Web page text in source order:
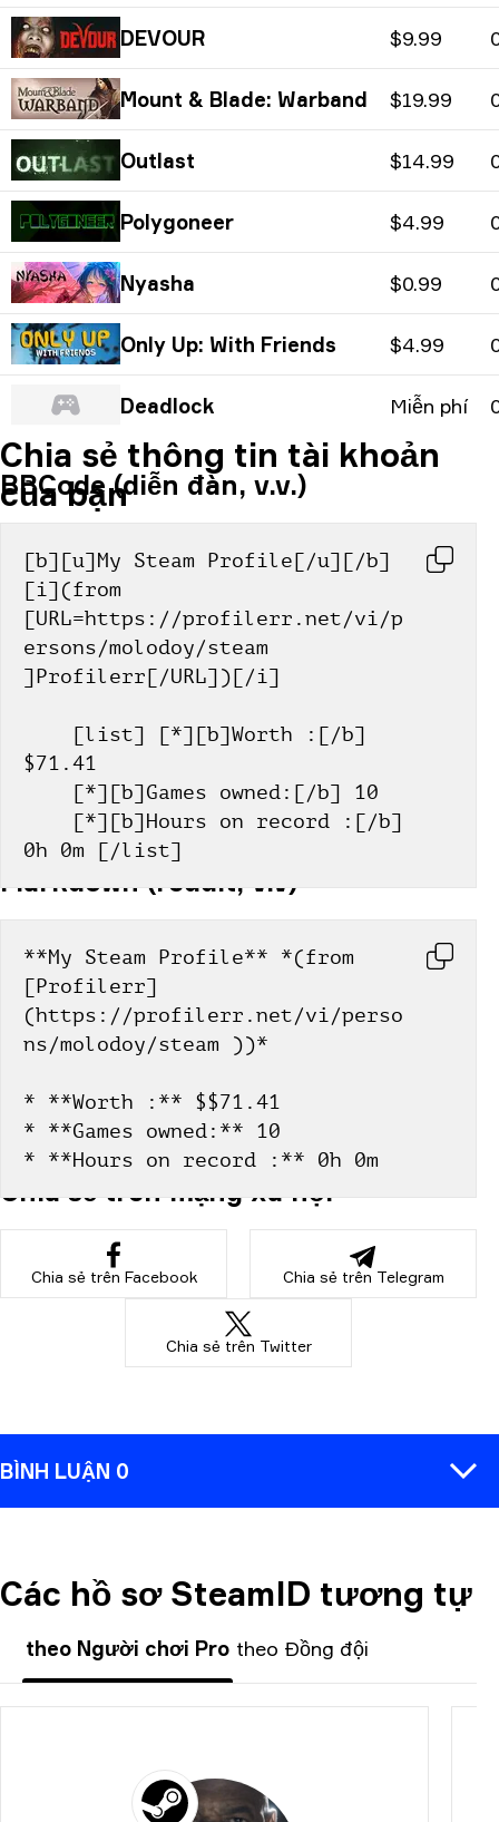
DEVOUR $9.99
Mount & Blade: Warband $19.99
Outlast $14.99
Polygoneer $4.99
Nyasha $0.99
Only Up: With Friends $4.99
Deadlock Miễn phí
Chia sẻ thông tin tài khoản
của bạn
BBCode (diễn đàn, v.v.)
[b][u]My Steam Profile[/u][/b]
[i](from
[URL=https://profilerr.net/vi/p
ersons/molodoy/steam
]Profilerr[/URL])[/i]
$71.41
    [*][b]Games owned:[/b] 10
0h 0m [/list]
Markdown (reddit, v.v)
**My Steam Profile** *(from
[Profilerr]
(https://profilerr.net/vi/perso
ns/molodoy/steam ))*
* **Worth :** $$71.41
* **Games owned:** 10
* **Hours on record :** 0h 0m
Chia sẻ trên mạng xã hội
Chia sẻ trên Facebook Chia sẻ trên Telegram
Chia sẻ trên Twitter
BÌNH LUẬN 0
BÌNH LUẬN
Các hồ sơ SteamID tương tự
theo Người chơi Pro theo Đồng đội